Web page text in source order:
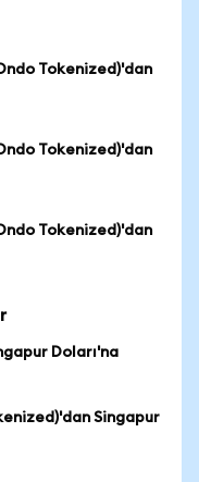
Tokenized)'dan
Tokenized)'dan
Tokenized)'dan
Doları'na
Singapur